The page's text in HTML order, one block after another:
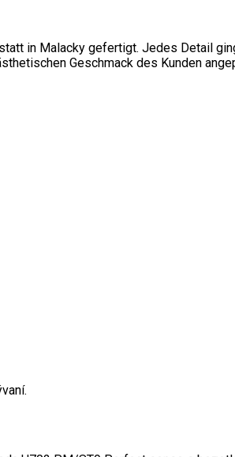
in Malacky gefertigt. Jedes Detail
Geschmack des Kunden